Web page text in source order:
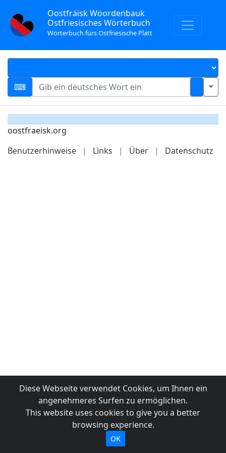
Oostfräisk Woordenbauk
Ostfriesisches Wörterbuch
Wörterbuch fürs Ostfriesische Platt
oostfraeisk.org
Benutzerhinweise
| Links | Über | Datenschutz
Diese Webseite verwendet Cookies, um Ihnen ein
angenehmeres Surfen zu ermöglichen.
This website uses cookies to give you a better
browsing experience.
OK